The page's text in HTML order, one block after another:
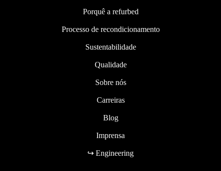
Porquê a refurbed
Processo de recondicionamento
Sustentabilidade
Qualidade
Sobre nós
Carreiras
Blog
Imprensa
↪ Engineering